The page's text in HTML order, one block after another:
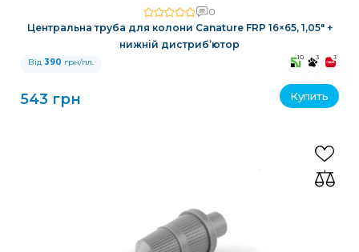
0
Центральна труба для колони Canature FRP 16×65, 1,05″ +
нижній дистриб’ютор
Від 390 грн/пл. 10 3 3
543 грн Купить